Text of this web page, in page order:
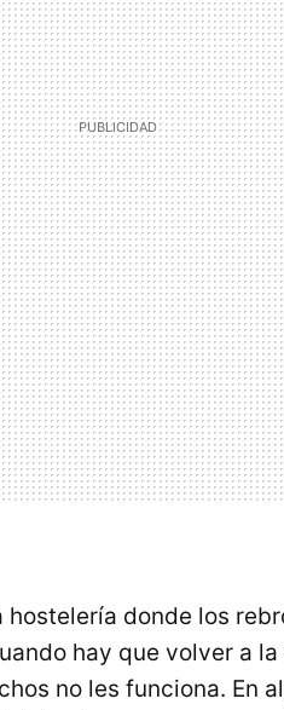
hostelería donde los
hay que volver a
no les funciona. En